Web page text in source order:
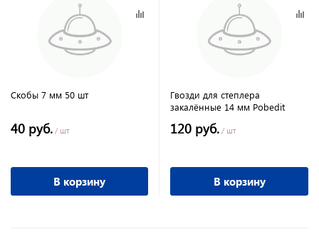
Скобы 7 мм 50 шт
40 руб. / шт
В корзину
Гвозди для степлера
закалённые 14 мм Pobedit
120 руб. / шт
В корзину